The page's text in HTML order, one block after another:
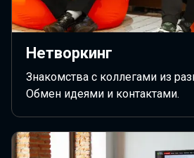
Нетворкинг
Знакомства с коллегами из
Обмен идеями и контактами.